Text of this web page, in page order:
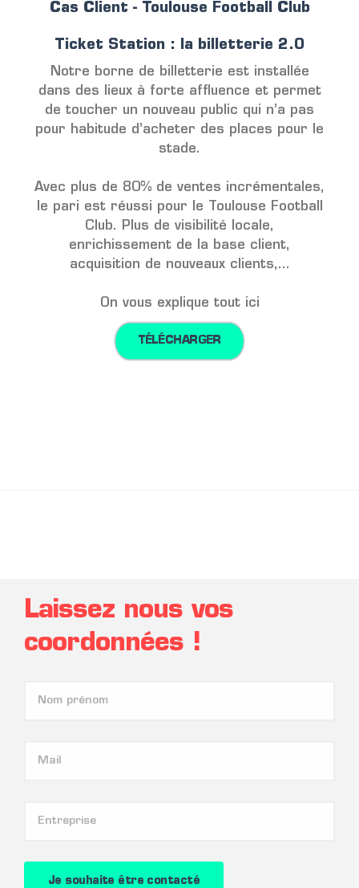
Cas Client - Toulouse Football Club
Ticket Station : la billetterie 2.0
Notre borne de billetterie est installée
dans des lieux à forte affluence et permet
de toucher un nouveau public qui n’a pas
pour habitude d’acheter des places pour le
stade.
Avec plus de 80% de ventes incrémentales,
le pari est réussi pour le Toulouse Football
Club. Plus de visibilité locale,
enrichissement de la base client,
acquisition de nouveaux clients,...
On vous explique tout ici
TÉLÉCHARGER
Laissez nous vos
coordonnées !
Je souhaite être contacté